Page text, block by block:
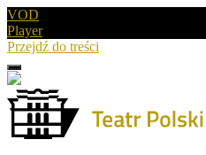
VOD
Player
Przejdź do treści
Menu
Drugie
logo